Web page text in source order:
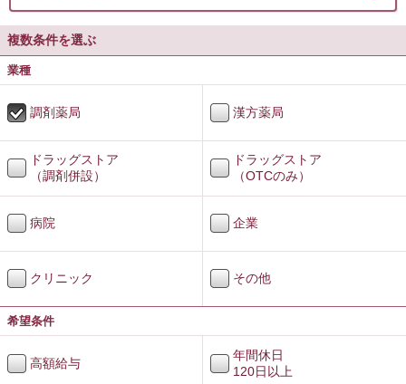
複数条件を選ぶ
業種
調剤薬局 漢方薬局
ドラッグストア
（調剤併設）
ドラッグストア
（OTCのみ）
病院 企業
クリニック その他
希望条件
高額給与
年間休日
120日以上